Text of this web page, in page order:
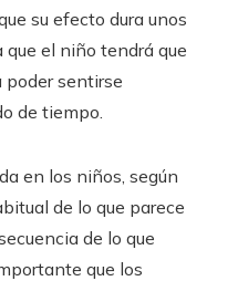
su efecto dura unos
el niño tendrá que
poder sentirse
de tiempo.
en los niños, según
de lo que parece
de lo que
que los